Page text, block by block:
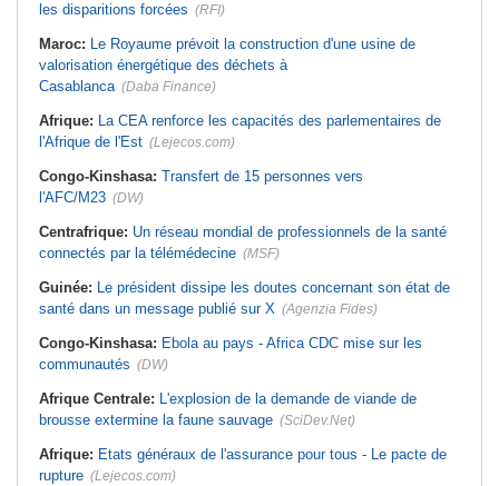
les disparitions forcées (RFI)
Maroc: Le Royaume prévoit la construction d'une usine de
valorisation énergétique des déchets à
Casablanca (Daba Finance)
Afrique: La CEA renforce les capacités des parlementaires de
l'Afrique de l'Est (Lejecos.com)
Congo-Kinshasa: Transfert de 15 personnes vers
l'AFC/M23 (DW)
Centrafrique: Un réseau mondial de professionnels de la santé
connectés par la télémédecine (MSF)
Guinée: Le président dissipe les doutes concernant son état de
santé dans un message publié sur X (Agenzia Fides)
Congo-Kinshasa: Ebola au pays - Africa CDC mise sur les
communautés (DW)
Afrique Centrale: L'explosion de la demande de viande de
brousse extermine la faune sauvage (SciDev.Net)
Afrique: Etats généraux de l'assurance pour tous - Le pacte de
rupture (Lejecos.com)